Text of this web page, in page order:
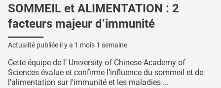
SOMMEIL et ALIMENTATION : 2
facteurs majeur d’immunité
Actualité publiée il y a 1 mois 1 semaine
Cette équipe de l’ University of Chinese Academy of
Sciences évalue et confirme l’influence du sommeil et de
l'alimentation sur l'immunité et les maladies ...